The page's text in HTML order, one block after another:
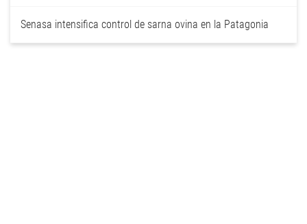
Senasa intensifica control de sarna ovina en la Patagonia